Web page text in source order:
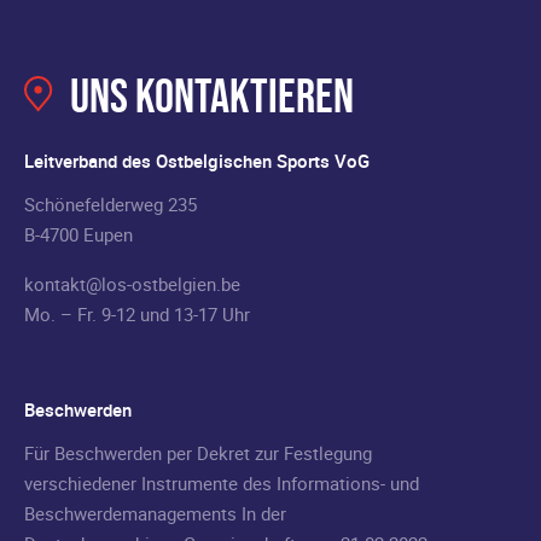
Uns kontaktieren
Leitverband des Ostbelgischen Sports VoG
Schönefelderweg 235
B-4700 Eupen
kontakt@los-ostbelgien.be
Mo. – Fr. 9-12 und 13-17 Uhr
Beschwerden
Für Beschwerden per Dekret zur Festlegung
verschiedener Instrumente des Informations- und
Beschwerdemanagements In der